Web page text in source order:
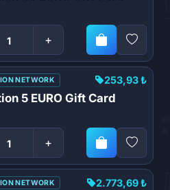
+
NETWORK
5 EURO Gift Card
+
253,93 ₺
NETWORK 2.773,69 ₺